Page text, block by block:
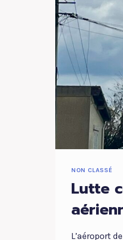
NON CLASSÉ
Lutte
L’aéroport